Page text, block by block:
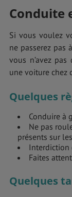
Conduite
Si vous voulez
ne passerez pas
vous n’avez
une voiture chez
Quelques
Conduire à
Ne pas
présents sur
Interdiction
Faites
Quelques